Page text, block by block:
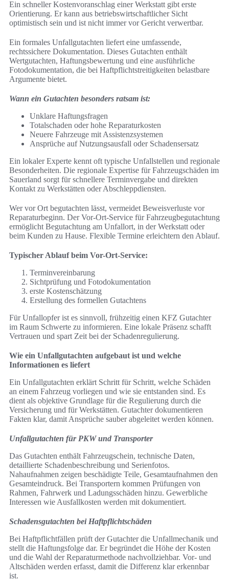
Ein schneller Kostenvoranschlag einer Werkstatt gibt erste
Orientierung. Er kann aus betriebswirtschaftlicher Sicht
optimistisch sein und ist nicht immer vor Gericht verwertbar.
Ein formales Unfallgutachten liefert eine umfassende,
rechtssichere Dokumentation. Dieses Gutachten enthält
Wertgutachten, Haftungsbewertung und eine ausführliche
Fotodokumentation, die bei Haftpflichtstreitigkeiten belastbare
Argumente bietet.
Wann ein Gutachten besonders ratsam ist:
Unklare Haftungsfragen
Totalschaden oder hohe Reparaturkosten
Neuere Fahrzeuge mit Assistenzsystemen
Ansprüche auf Nutzungsausfall oder Schadensersatz
Ein lokaler Experte kennt oft typische Unfallstellen und regionale
Besonderheiten. Die regionale Expertise für Fahrzeugschäden im
Sauerland sorgt für schnellere Terminvergabe und direkten
Kontakt zu Werkstätten oder Abschleppdiensten.
Wer vor Ort begutachten lässt, vermeidet Beweisverluste vor
Reparaturbeginn. Der Vor-Ort-Service für Fahrzeugbegutachtung
ermöglicht Begutachtung am Unfallort, in der Werkstatt oder
beim Kunden zu Hause. Flexible Termine erleichtern den Ablauf.
Typischer Ablauf beim Vor-Ort-Service:
Terminvereinbarung
Sichtprüfung und Fotodokumentation
erste Kostenschätzung
Erstellung des formellen Gutachtens
Für Unfallopfer ist es sinnvoll, frühzeitig einen KFZ Gutachter
im Raum Schwerte zu informieren. Eine lokale Präsenz schafft
Vertrauen und spart Zeit bei der Schadenregulierung.
Wie ein Unfallgutachten aufgebaut ist und welche
Informationen es liefert
Ein Unfallgutachten erklärt Schritt für Schritt, welche Schäden
an einem Fahrzeug vorliegen und wie sie entstanden sind. Es
dient als objektive Grundlage für die Regulierung durch die
Versicherung und für Werkstätten. Gutachter dokumentieren
Fakten klar, damit Ansprüche sauber abgeleitet werden können.
Unfallgutachten für PKW und Transporter
Das Gutachten enthält Fahrzeugschein, technische Daten,
detaillierte Schadenbeschreibung und Serienfotos.
Nahaufnahmen zeigen beschädigte Teile, Gesamtaufnahmen den
Gesamteindruck. Bei Transportern kommen Prüfungen von
Rahmen, Fahrwerk und Ladungsschäden hinzu. Gewerbliche
Interessen wie Ausfallkosten werden mit dokumentiert.
Schadensgutachten bei Haftpflichtschäden
Bei Haftpflichtfällen prüft der Gutachter die Unfallmechanik und
stellt die Haftungsfolge dar. Er begründet die Höhe der Kosten
und die Wahl der Reparaturmethode nachvollziehbar. Vor- und
Altschäden werden erfasst, damit die Differenz klar erkennbar
ist.